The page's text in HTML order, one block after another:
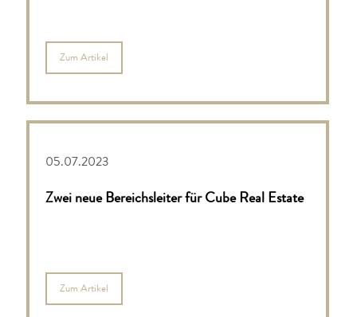
Zum Artikel
05.07.2023
Zwei neue Bereichsleiter für Cube Real Estate
Zum Artikel